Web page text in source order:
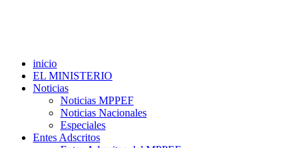
inicio
EL MINISTERIO
Noticias
Noticias MPPEF
Noticias Nacionales
Especiales
Entes Adscritos